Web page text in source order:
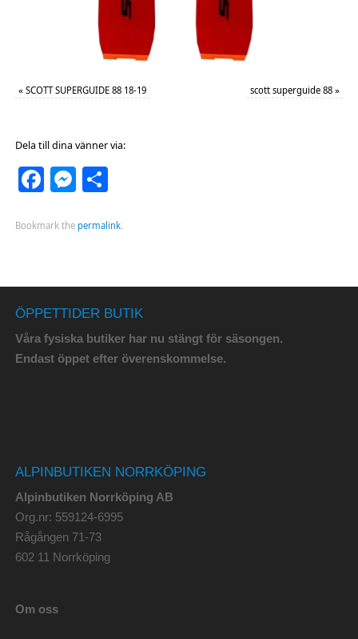
« SCOTT SUPERGUIDE 88 18-19 scott superguide 88 »
Dela till dina vänner via:
Facebook
Messenger
Dela
Bookmark the permalink.
ÖPPETTIDER BUTIK
Våra fysiska butiker har nu stängt för säsongen.
Endast öppet efter överenskommelse.
ALPINBUTIKEN NORRKÖPING
Alpinbutiken Norrköping AB
Org.nr: 559124-6995
Rågången 71-73
602 11 Norrköping
Om oss